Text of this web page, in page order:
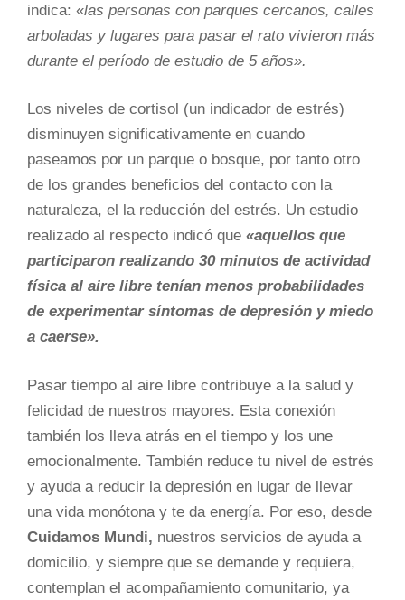
indica: «las personas con parques cercanos, calles
arboladas y lugares para pasar el rato vivieron más
durante el período de estudio de 5 años».
Los niveles de cortisol (un indicador de estrés)
disminuyen significativamente en cuando
paseamos por un parque o bosque, por tanto otro
de los grandes beneficios del contacto con la
naturaleza, el la reducción del estrés. Un estudio
realizado al respecto indicó que «aquellos que
participaron realizando 30 minutos de actividad
física al aire libre tenían menos probabilidades
de experimentar síntomas de depresión y miedo
a caerse».
Pasar tiempo al aire libre contribuye a la salud y
felicidad de nuestros mayores. Esta conexión
también los lleva atrás en el tiempo y los une
emocionalmente. También reduce tu nivel de estrés
y ayuda a reducir la depresión en lugar de llevar
una vida monótona y te da energía. Por eso, desde
Cuidamos Mundi, nuestros servicios de ayuda a
domicilio, y siempre que se demande y requiera,
contemplan el acompañamiento comunitario, ya